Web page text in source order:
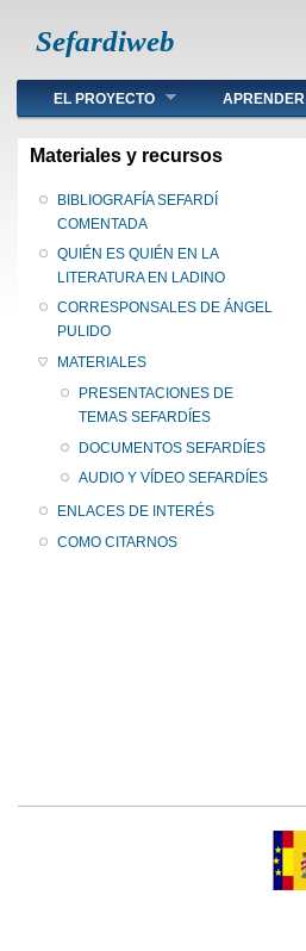
Sefardiweb
Main menu
EL PROYECTO
Materiales y recursos
BIBLIOGRAFÍA SEFARDÍ
COMENTADA
QUIÉN ES QUIÉN EN LA
LITERATURA EN LADINO
CORRESPONSALES DE ÁNGEL
PULIDO
MATERIALES
PRESENTACIONES DE
TEMAS SEFARDÍES
DOCUMENTOS SEFARDÍES
AUDIO Y VÍDEO SEFARDÍES
ENLACES DE INTERÉS
COMO CITARNOS